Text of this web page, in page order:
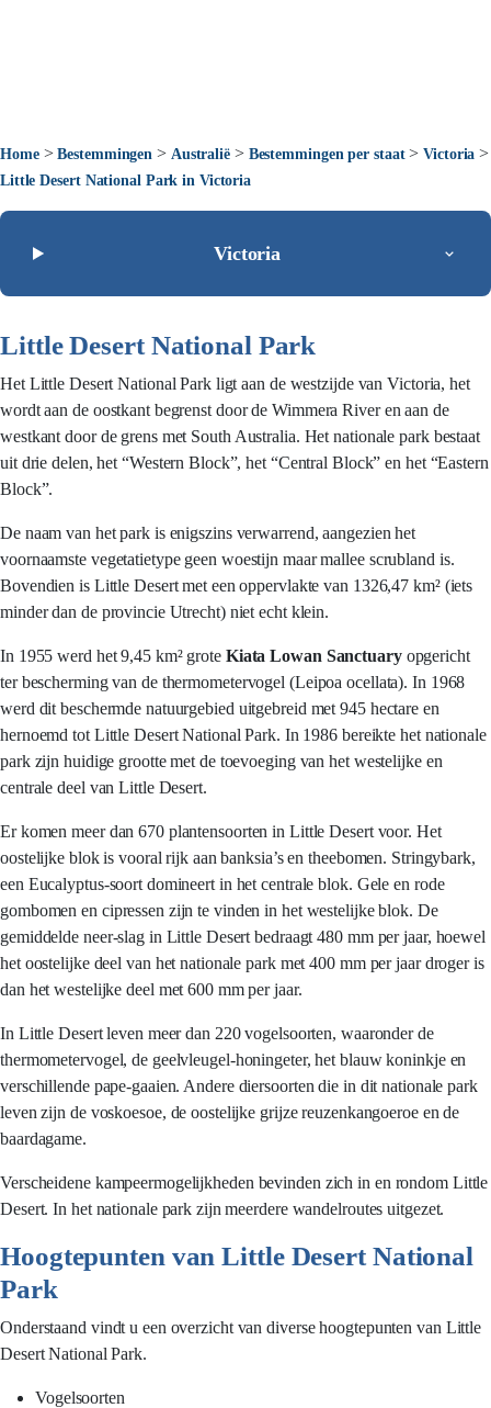
Home>Bestemmingen > Australië> Bestemmingen per staat>Victoria >
Little Desert National Park in Victoria
Victoria
Little Desert National Park
Het Little Desert National Park ligt aan de westzijde van Victoria, het
wordt aan de oostkant begrenst door de Wimmera River en aan de
westkant door de grens met South Australia. Het nationale park bestaat
uit drie delen, het “Western Block”, het “Central Block” en het “Eastern
Block”.
De naam van het park is enigszins verwarrend, aangezien het
voornaamste vegetatietype geen woestijn maar mallee scrubland is.
Bovendien is Little Desert met een oppervlakte van 1326,47 km² (iets
minder dan de provincie Utrecht) niet echt klein.
In 1955 werd het 9,45 km² grote Kiata Lowan Sanctuaryopgericht
ter bescherming van de thermometervogel (Leipoa ocellata). In 1968
werd dit beschermde natuurgebied uitgebreid met 945 hectare en
hernoemd tot Little Desert National Park. In 1986 bereikte het nationale
park zijn huidige grootte met de toevoeging van het westelijke en
centrale deel van Little Desert.
Er komen meer dan 670 plantensoorten in Little Desert voor. Het
oostelijke blok is vooral rijk aan banksia’s en theebomen. Stringybark,
een Eucalyptus-soort domineert in het centrale blok. Gele en rode
gombomen en cipressen zijn te vinden in het westelijke blok. De
gemiddelde neer-slag in Little Desert bedraagt 480 mm per jaar, hoewel
het oostelijke deel van het nationale park met 400 mm per jaar droger is
dan het westelijke deel met 600 mm per jaar.
In Little Desert leven meer dan 220 vogelsoorten, waaronder de
thermometervogel, de geelvleugel-honingeter, het blauw koninkje en
verschillende pape-gaaien. Andere diersoorten die in dit nationale park
leven zijn de voskoesoe, de oostelijke grijze reuzenkangoeroe en de
baardagame.
Verscheidene kampeermogelijkheden bevinden zich in en rondom Little
Desert. In het nationale park zijn meerdere wandelroutes uitgezet.
Hoogtepunten van Little Desert National
Park
Onderstaand vindt u een overzicht van diverse hoogtepunten van Little
Desert National Park.
Vogelsoorten